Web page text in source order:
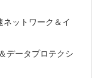
ットワーク＆イ
データプロテクシ